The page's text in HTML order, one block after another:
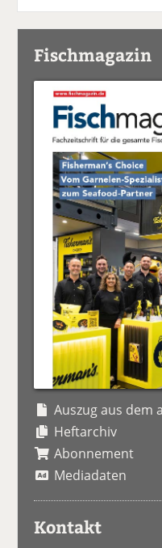
Fischmagazin
Auszug aus dem
Heftarchiv
Abonnement
Mediadaten
Kontakt